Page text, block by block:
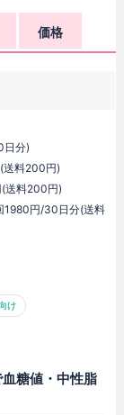
価格
分)
送料200円)
送料200円)
1980円/30日分(送料
け
糖値・中性脂